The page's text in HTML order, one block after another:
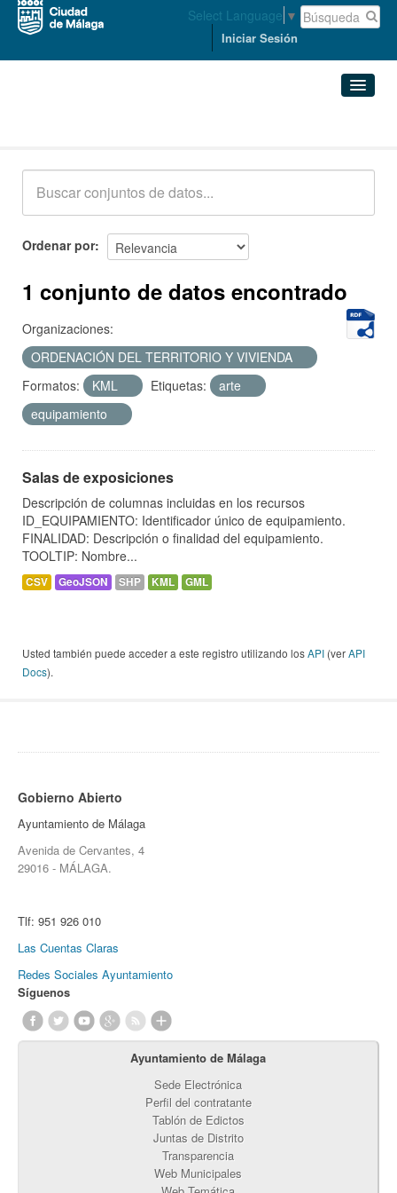
Select Language ▼
Iniciar Sesión
Acerca de
Ordenar por
1 conjunto de datos encontrado
Organizaciones:
ORDENACIÓN DEL TERRITORIO Y VIVIENDA
Formatos:
KML Etiquetas:
arte
equipamiento
Salas de exposiciones
Descripción de columnas incluidas en los recursos
ID_EQUIPAMIENTO: Identificador único de equipamiento.
FINALIDAD: Descripción o finalidad del equipamiento.
TOOLTIP: Nombre...
CSV GeoJSON SHP KML GML
Usted también puede acceder a este registro utilizando losAPI (verAPI
Docs).
Gobierno Abierto
Ayuntamiento de Málaga
Avenida de Cervantes, 4
29016 - MÁLAGA.
Tlf: 951 926 010
Las Cuentas Claras
Redes Sociales Ayuntamiento
Síguenos
Ayuntamiento de Málaga
Sede Electrónica
Perfil del contratante
Tablón de Edictos
Juntas de Distrito
Transparencia
Web Municipales